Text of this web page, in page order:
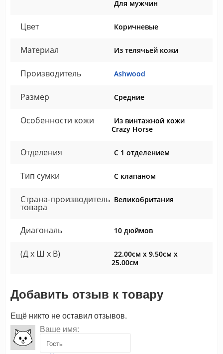
Для мужчин
Цвет Коричневые
Материал Из телячьей кожи
Производитель Ashwood
Размер Средние
Особенности кожи
Из винтажной кожи
Crazy Horse
Отделения С 1 отделением
Тип сумки С клапаном
Страна-производитель
товара
Великобритания
Диагональ 10 дюймов
(Д x Ш x В)
22.00см x 9.50см x
25.00см
Добавить отзыв к товару
Ещё никто не оставил отзывов.
Ваше имя: